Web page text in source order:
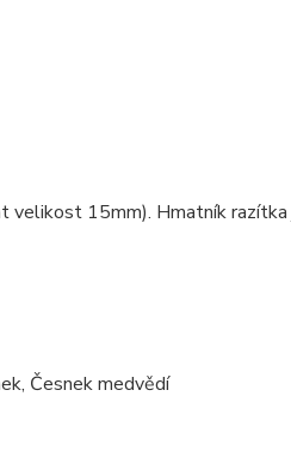
15mm). Hmatník razítka
Česnek medvědí